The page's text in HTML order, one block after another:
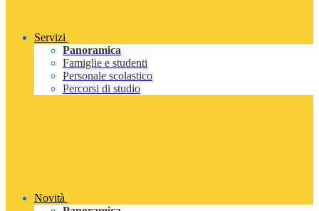
Servizi
Panoramica
Famiglie e studenti
Personale scolastico
Percorsi di studio
Novità